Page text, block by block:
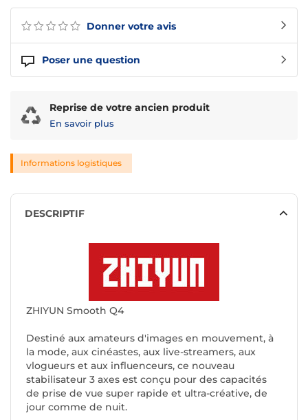
Donner votre avis
Poser une question
Reprise de votre ancien produit
En savoir plus
Informations logistiques
DESCRIPTIF
ZHIYUN Smooth Q4
Destiné aux amateurs d'images en mouvement, à
la mode, aux cinéastes, aux live-streamers, aux
vlogueurs et aux influenceurs, ce nouveau
stabilisateur 3 axes est conçu pour des capacités
de prise de vue super rapide et ultra-créative, de
jour comme de nuit.